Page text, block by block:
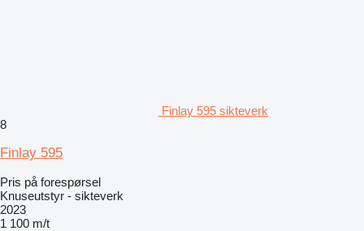
Finlay 595 sikteverk
8
Finlay 595
Pris på forespørsel
Knuseutstyr - sikteverk
2023
1 100 m/t